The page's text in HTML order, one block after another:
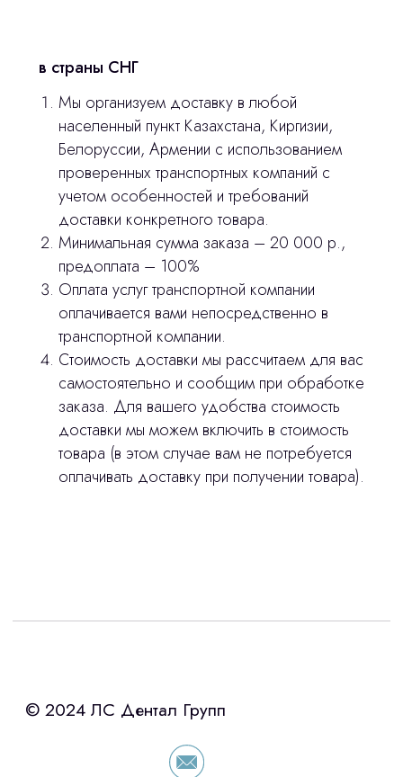
в страны СНГ
Мы организуем доставку в любой
населенный пункт Казахстана, Киргизии,
Белоруссии, Армении с использованием
проверенных транспортных компаний с
учетом особенностей и требований
доставки конкретного товара.
Минимальная сумма заказа – 20 000 р.,
предоплата – 100%
Оплата услуг транспортной компании
оплачивается вами непосредственно в
транспортной компании.
Стоимость доставки мы рассчитаем для вас
самостоятельно и сообщим при обработке
заказа. Для вашего удобства стоимость
доставки мы можем включить в стоимость
товара (в этом случае вам не потребуется
оплачивать доставку при получении товара).
Нажимая на кнопку «Отправить вопрос»
вы соглашаетесь сполитикой
конфиденциальности
Интересует лизинг?
«Уралпромлизинг» подберем выгодные
условия по лизингу оборудования,
просто оставьте контакты чтобы мы
сделано
Политика конфиденциальности
stasicus